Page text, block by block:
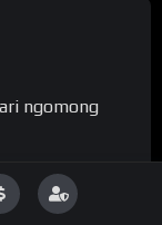
ngomong